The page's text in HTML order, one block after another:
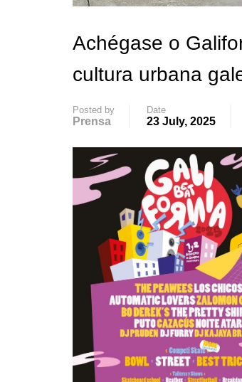
Achégase o
cultura urbana
Posted by
Prensa
Date
23 July, 2025